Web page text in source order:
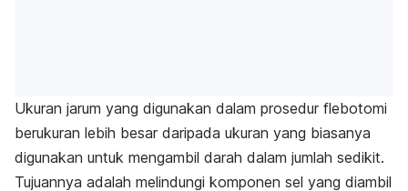
Ukuran jarum yang digunakan dalam prosedur flebotomi
berukuran lebih besar daripada ukuran yang biasanya
digunakan untuk mengambil darah dalam jumlah sedikit.
Tujuannya adalah melindungi komponen sel yang diambil